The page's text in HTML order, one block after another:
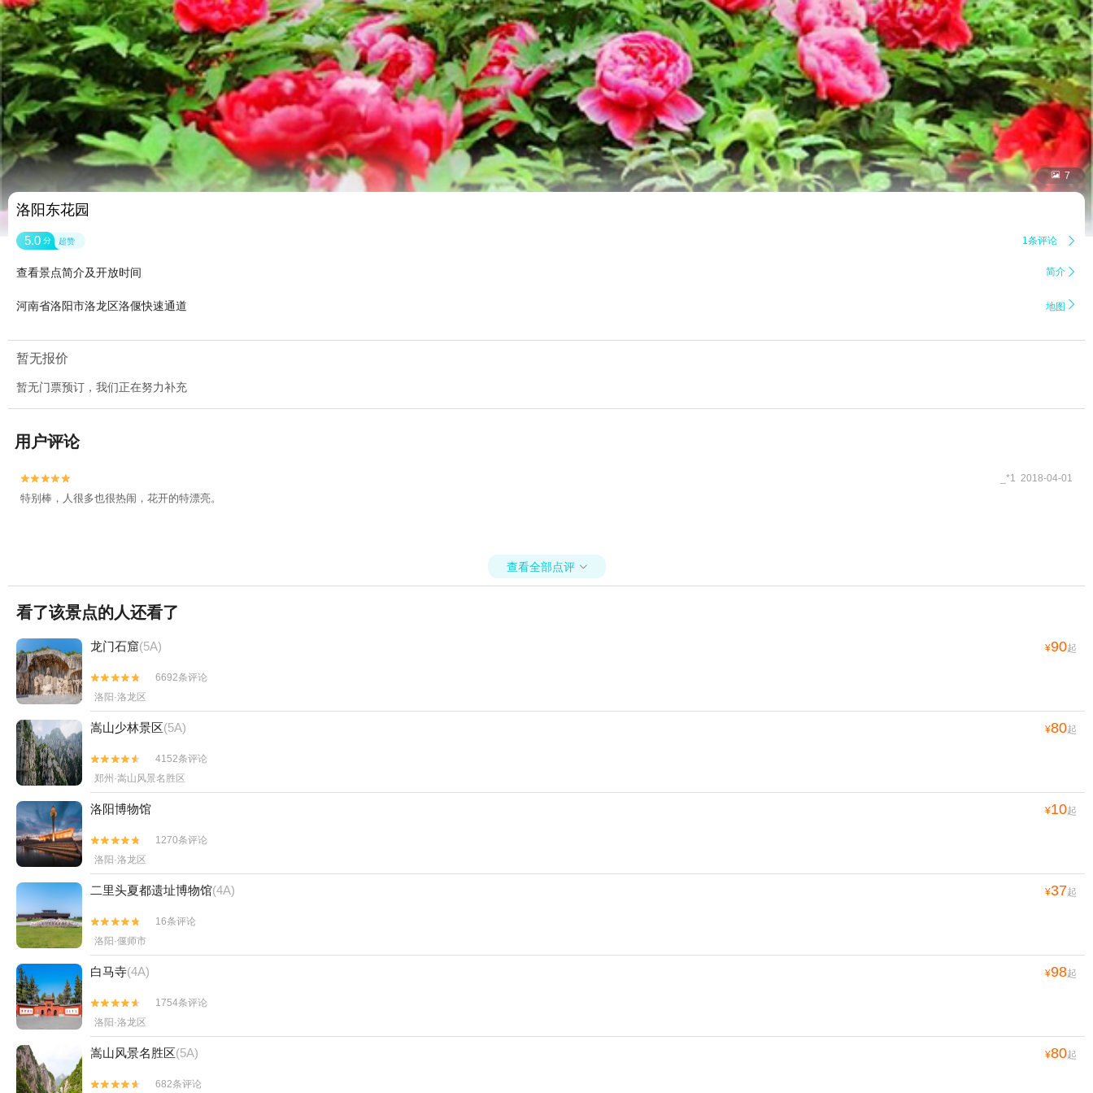
 7
洛阳东花园
5.0 分 超赞 1条评论 
查看景点简介及开放时间 简介 
河南省洛阳市洛龙区洛偃快速通道 地图 
暂无报价
暂无门票预订，我们正在努力补充
用户评论

 _*1 2018-04-01
特别棒，人很多也很热闹，花开的特漂亮。
查看全部点评 
看了该景点的人还看了
龙门石窟(5A) ¥90起


6692条评论
洛阳·洛龙区
嵩山少林景区(5A) ¥80起


4152条评论
郑州·嵩山风景名胜区
洛阳博物馆 ¥10起


1270条评论
洛阳·洛龙区
二里头夏都遗址博物馆(4A) ¥37起


16条评论
洛阳·偃师市
白马寺(4A) ¥98起


1754条评论
洛阳·洛龙区
嵩山风景名胜区(5A) ¥80起

 682条评论